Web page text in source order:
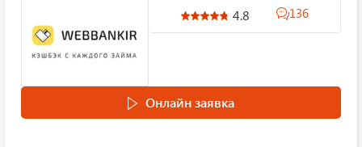
4.8 136
Онлайн заявка